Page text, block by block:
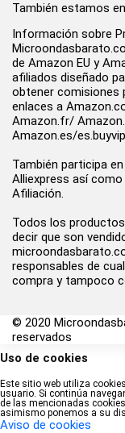
También estamos
Información sobre
de Amazon EU y
afiliados diseñado
obtener comisiones
enlaces a
Amazon.fr/
Amazon.es/
También participa
Alliexpress así
Afiliación.
Todos los
decir que son
responsables de
compra y tampoco
© 2020
reservados
Uso de cookies
Este sitio web utiliza
usuario. Si continúa
de las mencionadas
asimismo ponemos a su
Aviso de cookies